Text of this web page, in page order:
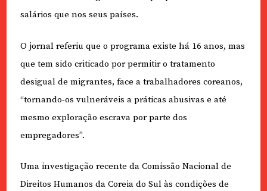
salários que nos seus países.
O jornal referiu que o programa existe há 16 anos, mas
que tem sido criticado por permitir o tratamento
desigual de migrantes, face a trabalhadores coreanos,
“tornando-os vulneráveis a práticas abusivas e até
mesmo exploração escrava por parte dos
empregadores”.
Uma investigação recente da Comissão Nacional de
Direitos Humanos da Coreia do Sul às condições de